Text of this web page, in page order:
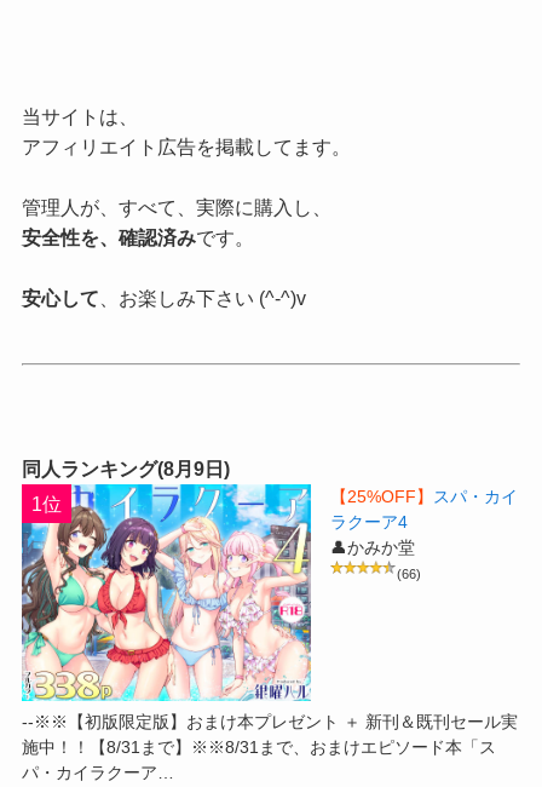
当サイトは、
アフィリエイト広告を掲載してます。
管理人が、すべて、実際に購入し、
安全性を、確認済みです。
安心して 、お楽しみ下さい (^-^)v
同人ランキング(8月9日)
1位
【25%OFF】 スパ・カイ
ラクーア4
👤かみか堂
(66)
--※※【初版限定版】おまけ本プレゼント ＋ 新刊＆既刊セール実
施中！！【8/31まで】※※8/31まで、おまけエピソード本「ス
パ・カイラクーア…